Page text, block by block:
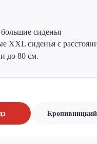
сиденья
XXL сиденья с
до 80 см.
Кропивницкий